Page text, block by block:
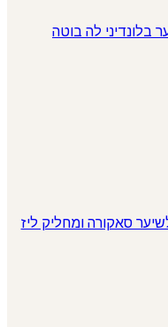
בלונדיני לה בוטה
סאקורה ומחליק ליז